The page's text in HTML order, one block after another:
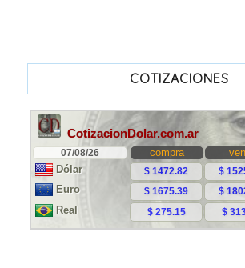
COTIZACIONES